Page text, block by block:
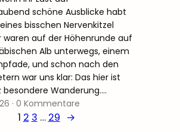
schöne Ausblicke habt
bisschen Nervenkitzel
waren auf der Höhenrunde auf
Alb unterwegs, einem
und schon nach den
war uns klar: Das hier ist
besondere Wanderung.…
· 0 Kommentare
1 2 3 … 29 →